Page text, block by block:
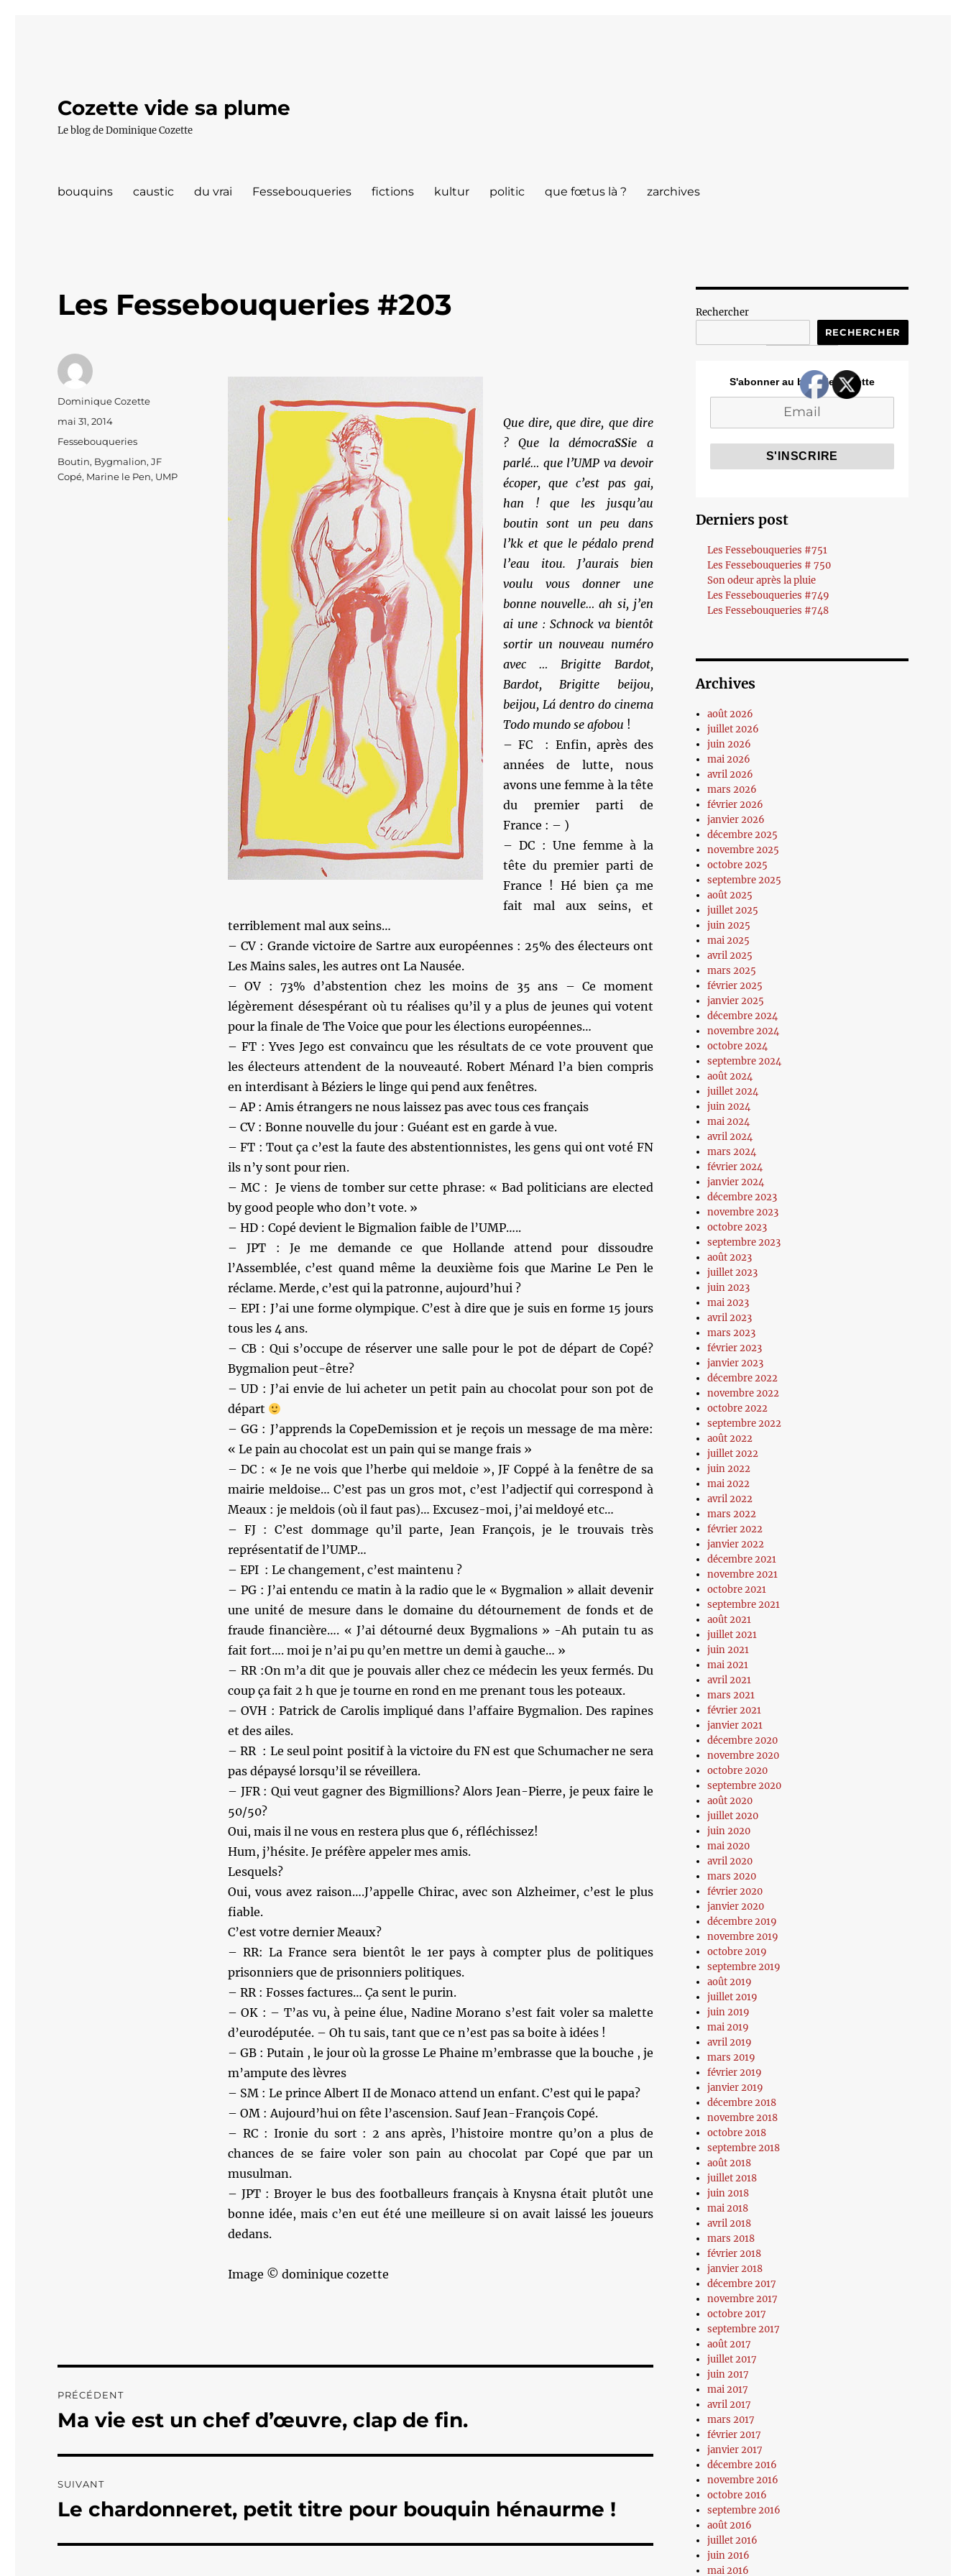
Cozette vide sa plume
Le blog de Dominique Cozette
bouquins caustic du vrai Fessebouqueries fictions kultur politic que fœtus là ? zarchives
Les Fessebouqueries #203
Que dire, que dire, que dire
? Que la démocraSSie a
parlé… que l’UMP va devoir
écoper, que c’est pas gai,
han ! que les jusqu’au
boutin sont un peu dans
l’kk et que le pédalo prend
l’eau itou. J’aurais bien
voulu vous donner une
bonne nouvelle… ah si, j’en
ai une : Schnock va bientôt
sortir un nouveau numéro
avec … Brigitte Bardot,
Bardot, Brigitte beijou,
beijou, Lá dentro do cinema
Todo mundo se afobou !
– FC : Enfin, après des
années de lutte, nous
avons une femme à la tête
du premier parti de
France : – )
– DC : Une femme à la
tête du premier parti de
France ! Hé bien ça me
fait mal aux seins, et
terriblement mal aux seins…
– CV : Grande victoire de Sartre aux européennes : 25% des électeurs ont
Les Mains sales, les autres ont La Nausée.
– OV : 73% d’abstention chez les moins de 35 ans – Ce moment
légèrement désespérant où tu réalises qu’il y a plus de jeunes qui votent
pour la finale de The Voice que pour les élections européennes…
– FT : Yves Jego est convaincu que les résultats de ce vote prouvent que
les électeurs attendent de la nouveauté. Robert Ménard l’a bien compris
en interdisant à Béziers le linge qui pend aux fenêtres.
– AP : Amis étrangers ne nous laissez pas avec tous ces français
– CV : Bonne nouvelle du jour : Guéant est en garde à vue.
– FT : Tout ça c’est la faute des abstentionnistes, les gens qui ont voté FN
ils n’y sont pour rien.
– MC : Je viens de tomber sur cette phrase: « Bad politicians are elected
by good people who don’t vote. »
– HD : Copé devient le Bigmalion faible de l’UMP…..
– JPT : Je me demande ce que Hollande attend pour dissoudre
l’Assemblée, c’est quand même la deuxième fois que Marine Le Pen le
réclame. Merde, c’est qui la patronne, aujourd’hui ?
– EPI : J’ai une forme olympique. C’est à dire que je suis en forme 15 jours
tous les 4 ans.
– CB : Qui s’occupe de réserver une salle pour le pot de départ de Copé?
Bygmalion peut-être?
– UD : J’ai envie de lui acheter un petit pain au chocolat pour son pot de
départ
– GG : J’apprends la CopeDemission et je reçois un message de ma mère:
« Le pain au chocolat est un pain qui se mange frais »
– DC : « Je ne vois que l’herbe qui meldoie », JF Coppé à la fenêtre de sa
mairie meldoise… C’est pas un gros mot, c’est l’adjectif qui correspond à
Meaux : je meldois (où il faut pas)… Excusez-moi, j’ai meldoyé etc…
– FJ : C’est dommage qu’il parte, Jean François, je le trouvais très
représentatif de l’UMP…
– EPI : Le changement, c’est maintenu ?
– PG : J’ai entendu ce matin à la radio que le « Bygmalion » allait devenir
une unité de mesure dans le domaine du détournement de fonds et de
fraude financière…. « J’ai détourné deux Bygmalions » -Ah putain tu as
fait fort…. moi je n’ai pu qu’en mettre un demi à gauche… »
– RR :On m’a dit que je pouvais aller chez ce médecin les yeux fermés. Du
coup ça fait 2 h que je tourne en rond en me prenant tous les poteaux.
– OVH : Patrick de Carolis impliqué dans l’affaire Bygmalion. Des rapines
et des ailes.
– RR : Le seul point positif à la victoire du FN est que Schumacher ne sera
pas dépaysé lorsqu’il se réveillera.
– JFR : Qui veut gagner des Bigmillions? Alors Jean-Pierre, je peux faire le
50/50?
Oui, mais il ne vous en restera plus que 6, réfléchissez!
Hum, j’hésite. Je préfère appeler mes amis.
Lesquels?
Oui, vous avez raison….J’appelle Chirac, avec son Alzheimer, c’est le plus
fiable.
C’est votre dernier Meaux?
– RR: La France sera bientôt le 1er pays à compter plus de politiques
prisonniers que de prisonniers politiques.
– RR : Fosses factures… Ça sent le purin.
– OK : – T’as vu, à peine élue, Nadine Morano s’est fait voler sa malette
d’eurodéputée. – Oh tu sais, tant que ce n’est pas sa boite à idées !
– GB : Putain , le jour où la grosse Le Phaine m’embrasse que la bouche , je
m’ampute des lèvres
– SM : Le prince Albert II de Monaco attend un enfant. C’est qui le papa?
– OM : Aujourd’hui on fête l’ascension. Sauf Jean-François Copé.
– RC : Ironie du sort : 2 ans après, l’histoire montre qu’on a plus de
chances de se faire voler son pain au chocolat par Copé que par un
musulman.
– JPT : Broyer le bus des footballeurs français à Knysna était plutôt une
bonne idée, mais c’en eut été une meilleure si on avait laissé les joueurs
dedans.
Image © dominique cozette
Auteur
Dominique Cozette
Publié
mai 31, 2014
Catégories
Fessebouqueries
Étiquettes
Boutin, Bygmalion,JF
Copé, Marine le Pen, UMP
de
PRÉCÉDENT
Publication
Ma vie est un chef d’œuvre, clap de fin.
SUIVANT
Publication
Le chardonneret, petit titre pour bouquin hénaurme !
Rechercher
RECHERCHER
S'abonner au blog de Cozette
Derniers post
Les Fessebouqueries #751
Les Fessebouqueries # 750
Son odeur après la pluie
Les Fessebouqueries #749
Les Fessebouqueries #748
Archives
août 2026
juillet 2026
juin 2026
mai 2026
avril 2026
mars 2026
février 2026
janvier 2026
décembre 2025
novembre 2025
octobre 2025
septembre 2025
août 2025
juillet 2025
juin 2025
mai 2025
avril 2025
mars 2025
février 2025
janvier 2025
décembre 2024
novembre 2024
octobre 2024
septembre 2024
août 2024
juillet 2024
juin 2024
mai 2024
avril 2024
mars 2024
février 2024
janvier 2024
décembre 2023
novembre 2023
octobre 2023
septembre 2023
août 2023
juillet 2023
juin 2023
mai 2023
avril 2023
mars 2023
février 2023
janvier 2023
décembre 2022
novembre 2022
octobre 2022
septembre 2022
août 2022
juillet 2022
juin 2022
mai 2022
avril 2022
mars 2022
février 2022
janvier 2022
décembre 2021
novembre 2021
octobre 2021
septembre 2021
août 2021
juillet 2021
juin 2021
mai 2021
avril 2021
mars 2021
février 2021
janvier 2021
décembre 2020
novembre 2020
octobre 2020
septembre 2020
août 2020
juillet 2020
juin 2020
mai 2020
avril 2020
mars 2020
février 2020
janvier 2020
décembre 2019
novembre 2019
octobre 2019
septembre 2019
août 2019
juillet 2019
juin 2019
mai 2019
avril 2019
mars 2019
février 2019
janvier 2019
décembre 2018
novembre 2018
octobre 2018
septembre 2018
août 2018
juillet 2018
juin 2018
mai 2018
avril 2018
mars 2018
février 2018
janvier 2018
décembre 2017
novembre 2017
octobre 2017
septembre 2017
août 2017
juillet 2017
juin 2017
mai 2017
avril 2017
mars 2017
février 2017
janvier 2017
décembre 2016
novembre 2016
octobre 2016
septembre 2016
août 2016
juillet 2016
juin 2016
mai 2016